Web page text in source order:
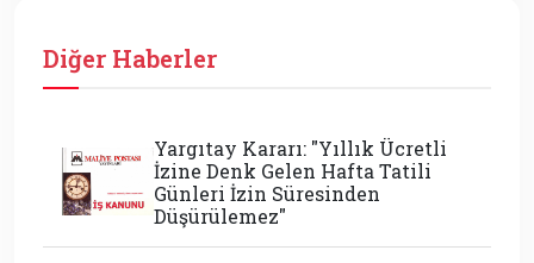
Diğer Haberler
Yargıtay Kararı: "Yıllık Ücretli
İzine Denk Gelen Hafta Tatili
Günleri İzin Süresinden
Düşürülemez"